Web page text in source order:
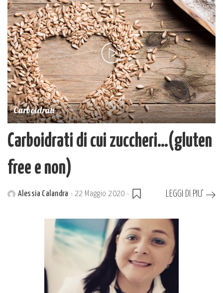
Carboidrati
Carboidrati di cui zuccheri…(gluten
free e non)
PostedAlessia Calandra 22 Maggio 2020 LEGGI DI PIU’